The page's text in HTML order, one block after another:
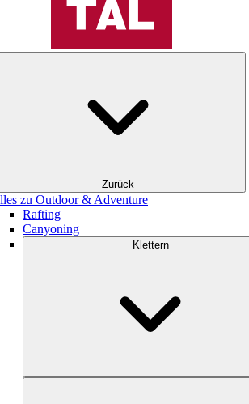
Zurück
zu Outdoor & Adventure
Rafting
Canyoning
Klettern